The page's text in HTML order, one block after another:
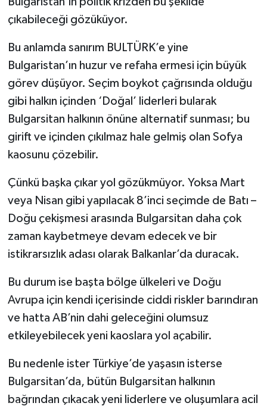
çıkabileceği gözüküyor.
Bu anlamda sanırım BULTÜRK’e yine
Bulgaristan’ın huzur ve refaha ermesi için büyük
görev düşüyor. Seçim boykot çağrısında olduğu
gibi halkın içinden ‘Doğal’ liderleri bularak
Bulgarsitan halkının önüne alternatif sunması; bu
girift ve içinden çıkılmaz hale gelmiş olan Sofya
kaosunu çözebilir.
Çünkü başka çıkar yol gözükmüyor. Yoksa Mart
veya Nisan gibi yapılacak 8’inci seçimde de Batı –
Doğu çekişmesi arasında Bulgarsitan daha çok
zaman kaybetmeye devam edecek ve bir
istikrarsızlık adası olarak Balkanlar’da duracak.
Bu durum ise başta bölge ülkeleri ve Doğu
Avrupa için kendi içerisinde ciddi riskler barındıran
ve hatta AB’nin dahi geleceğini olumsuz
etkileyebilecek yeni kaoslara yol açabilir.
Bu nedenle ister Türkiye’de yaşasın isterse
Bulgarsitan’da, bütün Bulgarsitan halkının
bağrından çıkacak yeni liderlere ve oluşumlara acil